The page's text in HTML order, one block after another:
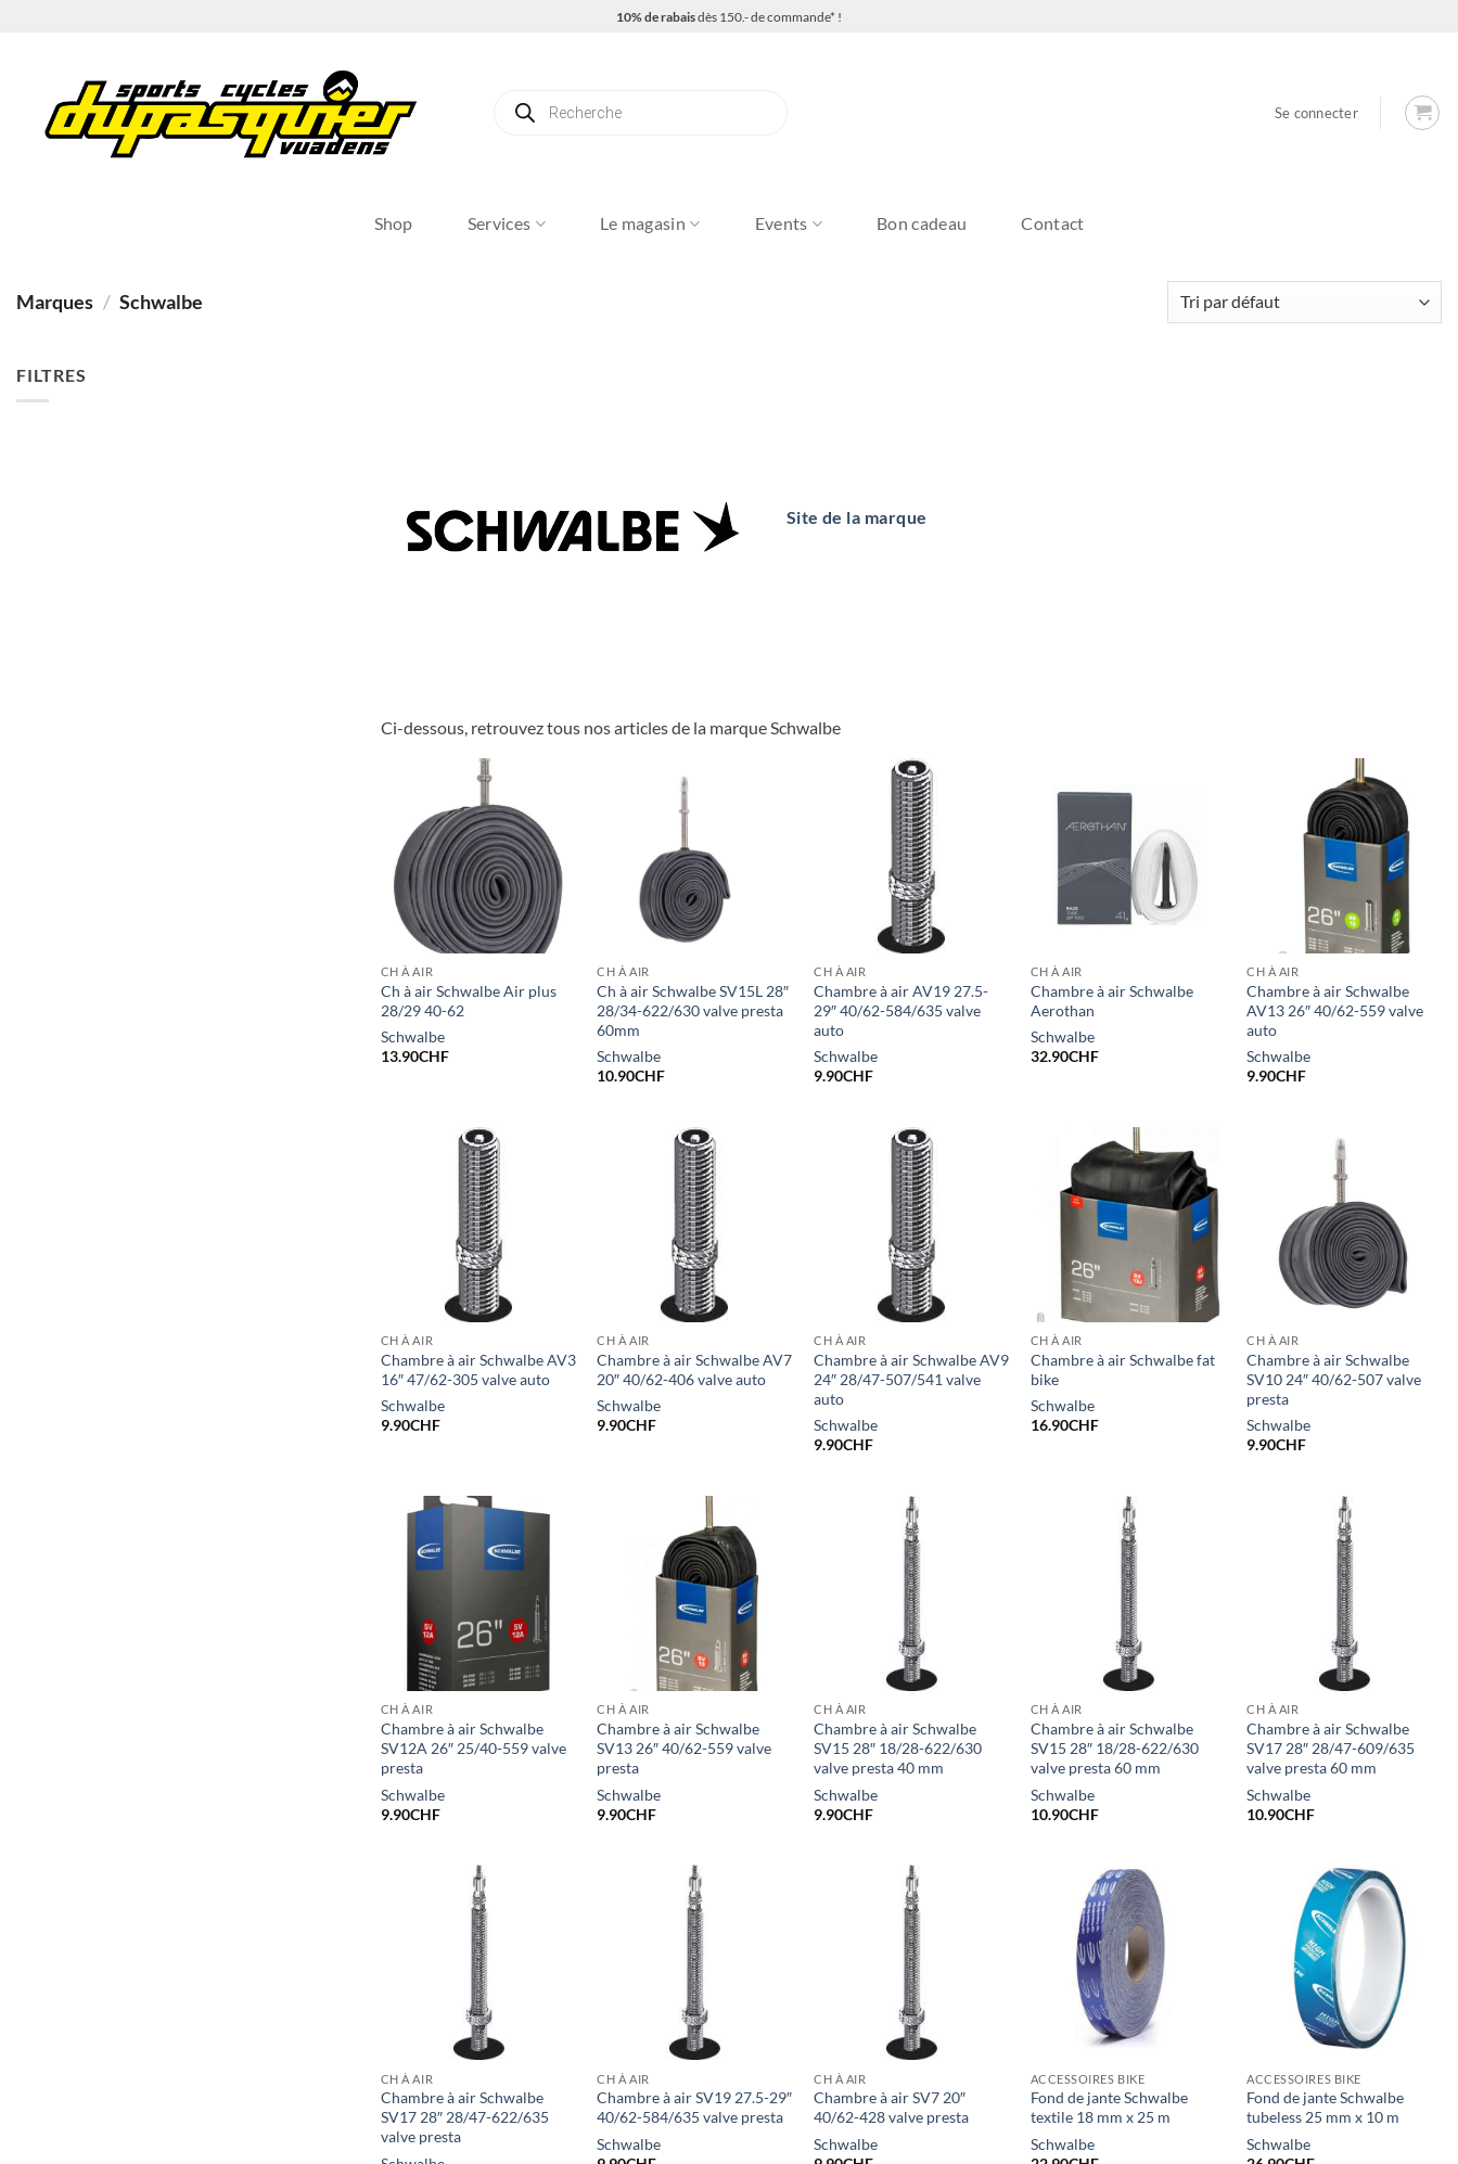
10% de rabaisdès 150.- de commande* !
produits
Se connecter
Shop Services Le magasin Events Bon cadeau Contact
Marques / Schwalbe
FILTRES
Site de la marque
Ci-dessous, retrouvez tous nos articles de la marque Schwalbe
CH À AIR
Ch à air Schwalbe Air plus
28/29 40-62
Schwalbe
13.90CHF
CH À AIR
Ch à air Schwalbe SV15L 28″
28/34-622/630 valve presta
60mm
Schwalbe
10.90CHF
CH À AIR
Chambre à air AV19 27.5-
29″ 40/62-584/635 valve
auto
Schwalbe
9.90CHF
CH À AIR
Chambre à air Schwalbe
Aerothan
Schwalbe
32.90CHF
CH À AIR
Chambre à air Schwalbe
AV13 26″ 40/62-559 valve
auto
Schwalbe
9.90CHF
CH À AIR
Chambre à air Schwalbe AV3
16″ 47/62-305 valve auto
Schwalbe
9.90CHF
CH À AIR
Chambre à air Schwalbe AV7
20″ 40/62-406 valve auto
Schwalbe
9.90CHF
CH À AIR
Chambre à air Schwalbe AV9
24″ 28/47-507/541 valve
auto
Schwalbe
9.90CHF
CH À AIR
Chambre à air Schwalbe fat
bike
Schwalbe
16.90CHF
CH À AIR
Chambre à air Schwalbe
SV10 24″ 40/62-507 valve
presta
Schwalbe
9.90CHF
CH À AIR
Chambre à air Schwalbe
SV12A 26″ 25/40-559 valve
presta
Schwalbe
9.90CHF
CH À AIR
Chambre à air Schwalbe
SV13 26″ 40/62-559 valve
presta
Schwalbe
9.90CHF
CH À AIR
Chambre à air Schwalbe
SV15 28″ 18/28-622/630
valve presta 40 mm
Schwalbe
9.90CHF
CH À AIR
Chambre à air Schwalbe
SV15 28″ 18/28-622/630
valve presta 60 mm
Schwalbe
10.90CHF
CH À AIR
Chambre à air Schwalbe
SV17 28″ 28/47-609/635
valve presta 60 mm
Schwalbe
10.90CHF
CH À AIR
Chambre à air Schwalbe
SV17 28″ 28/47-622/635
valve presta
CH À AIR
Chambre à air SV19 27.5-29″
40/62-584/635 valve presta
Schwalbe
CH À AIR
Chambre à air SV7 20″
40/62-428 valve presta
Schwalbe
ACCESSOIRES BIKE
Fond de jante Schwalbe
textile 18 mm x 25 m
Schwalbe
ACCESSOIRES BIKE
Fond de jante Schwalbe
tubeless 25 mm x 10 m
Schwalbe